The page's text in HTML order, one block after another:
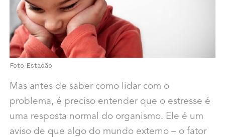
Foto Estadão
Mas antes de saber como lidar com o
problema, é preciso entender que o estresse é
uma resposta normal do organismo. Ele é um
aviso de que algo do mundo externo – o fator